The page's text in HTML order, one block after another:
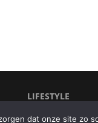
LIFESTYLE
dat onze site zo